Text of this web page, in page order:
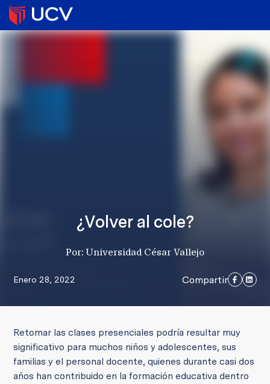
¿Volver al cole?
Por: Universidad César Vallejo
Enero 28, 2022 Compartir
Retomar las clases presenciales podría resultar muy
significativo para muchos niños y adolescentes, sus
familias y el personal docente, quienes durante casi dos
años han contribuido en la formación educativa dentro